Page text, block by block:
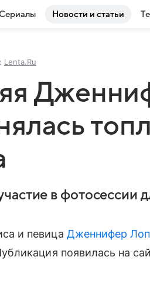
Новости и статьи
Lenta.Ru
в фотосессии
и певица Дженнифер
появилась на